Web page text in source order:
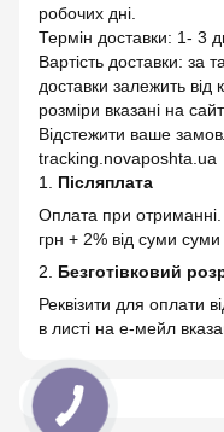
робочих дні.
Термін доставки: 1- 3
Вартість доставки: за
доставки залежить від
розміри вказані на сайті
Відстежити ваше
tracking.novaposhta.ua
1. Післяплата
Оплата при отриманні.
грн + 2% від суми
2. Безготівковий
Реквізити для оплати
в листі на е-мейл